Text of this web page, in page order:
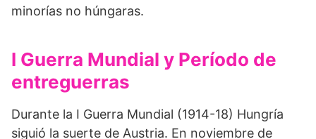
minorías no húngaras.
I Guerra Mundial y Período de
entreguerras
Durante la I Guerra Mundial (1914-18) Hungría
siguió la suerte de Austria. En noviembre de